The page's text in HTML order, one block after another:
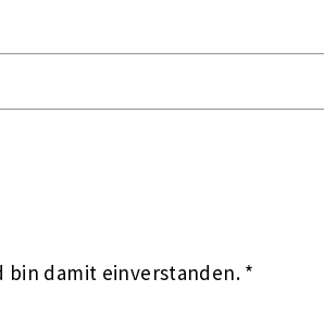
bin damit einverstanden. *